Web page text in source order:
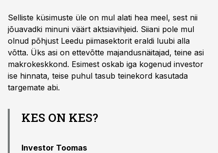
Selliste küsimuste üle on mul alati hea meel, sest nii
jõuavadki minuni väärt aktsiavihjeid. Siiani pole mul
olnud põhjust Leedu piimasektorit eraldi luubi alla
võtta. Üks asi on ettevõtte majandusnäitajad, teine asi
makrokeskkond. Esimest oskab iga kogenud investor
ise hinnata, teise puhul tasub teinekord kasutada
targemate abi.
KES ON KES?
Investor Toomas